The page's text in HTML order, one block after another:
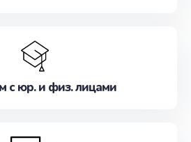
с юр. и физ. лицами